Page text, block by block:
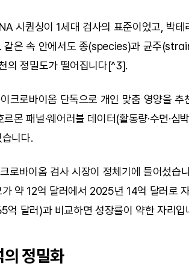
시퀀싱이 1세대 검사의 표준이었고, 박
같은 속 안에서도 종(species)과 균주
의 정밀도가 떨어집니다[^3].
크로바이옴 단독으로 개인 맞춤 영양을 추
몬 패널·웨어러블 데이터(활동량·수면·심
니다.
로바이옴 검사 시장이 정체기에 들어섰습
약 12억 달러에서 2025년 14억 달러로
달러)과 비교하면 성장률이 약한 자리입
정밀화